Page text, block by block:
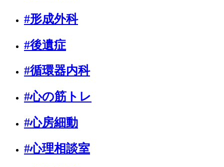
#形成外科
#後遺症
#循環器内科
#心の筋トレ
#心房細動
#心理相談室